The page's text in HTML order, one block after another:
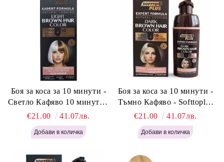
Боя за коса за 10 минути -
Светло Кафяво 10 минути -
Softtoplus Expert Woman
Light Brown 400мл
€21.00 41.07лв.
Боя за коса за 10 минути -
Тъмно Кафяво - Softtoplus
Expert Woman Dark Brown
400 мл
€21.00 41.07лв.